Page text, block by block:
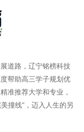
道路，辽宁铭榜科技
帮助高三学子规划优
准推荐大学和专业，
撞线”，迈入人生的另